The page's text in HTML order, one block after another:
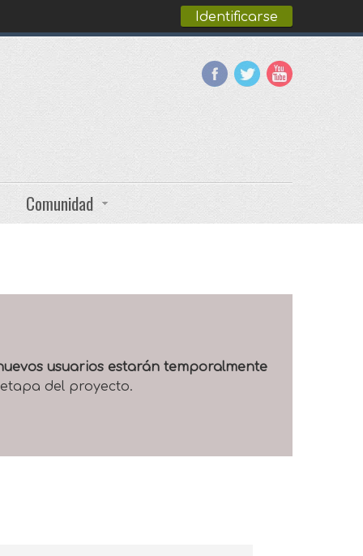
Identificarse
Comunidad
usuarios estarán temporalmente
del proyecto.